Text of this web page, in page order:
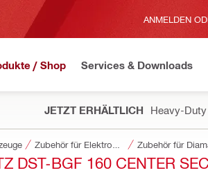
ANMELDEN
/ Shop Services & Downloads
JETZT ERHÄLTLICH Heavy-
Zubehör für
DST-BGF 160 CENTER